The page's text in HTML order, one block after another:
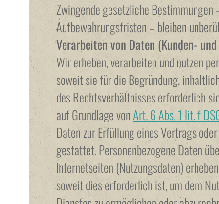
Zwingende gesetzliche Bestimmungen
Aufbewahrungsfristen – bleiben
Verarbeiten von Daten (Kunden-
Wir erheben, verarbeiten und nutzen
soweit sie für die Begründung,
des Rechtsverhältnisses erforderlich
auf Grundlage vonArt. 6 Abs. 1 lit. f
Daten zur Erfüllung eines Vertrags
gestattet. Personenbezogene Daten
Internetseiten (Nutzungsdaten)
soweit dies erforderlich ist, um dem